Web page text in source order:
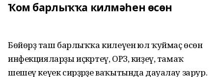
Ҡом барлыҡҡа килмәһен өсөн
Бөйөрҙә таш барлыҡҡа килеүенә юл ҡуймаҫ өсөн
инфекцияларҙы иҫкәртеү, ОРЗ, киҙеү, тамаҡ
шешеү кеүек сирҙәрҙе ваҡытында дауалау зарур.